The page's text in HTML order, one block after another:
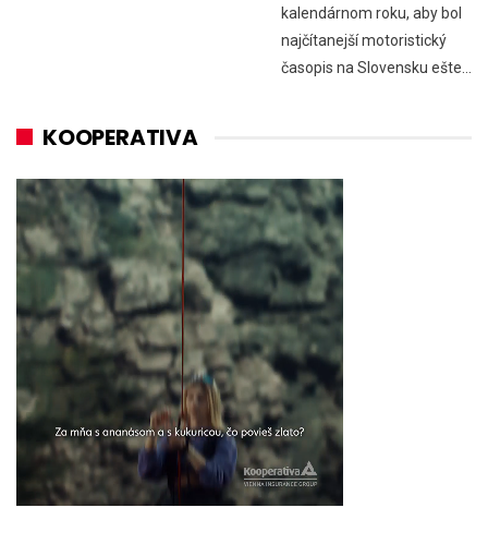
kalendárnom roku, aby bol
najčítanejší motoristický
časopis na Slovensku ešte…
KOOPERATIVA